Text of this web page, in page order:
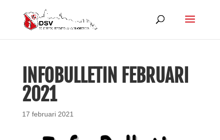
INFOBULLETIN FEBRUARI
2021
17 februari 2021